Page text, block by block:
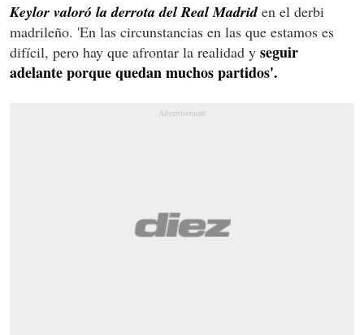
Keylor valoró la derrota del Real Madriden el derbi
madrileño. 'En las circunstancias en las que estamos es
difícil, pero hay que afrontar la realidad y seguir
adelante porque quedan muchos partidos'.